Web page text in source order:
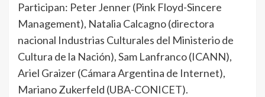
Participan: Peter Jenner (Pink Floyd-Sincere
Management), Natalia Calcagno (directora
nacional Industrias Culturales del Ministerio de
Cultura de la Nación), Sam Lanfranco (ICANN),
Ariel Graizer (Cámara Argentina de Internet),
Mariano Zukerfeld (UBA-CONICET).